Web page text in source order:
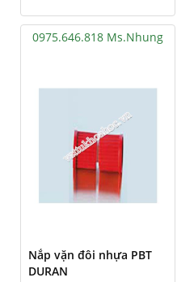
0975.646.818 Ms.Nhung
Nắp vặn đôi nhựa PBT
DURAN